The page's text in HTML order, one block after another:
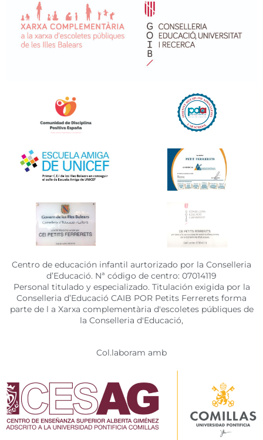
Centro de educación infantil aurtorizado por la Conselleria
d’Educació. Nª código de centro: 07014119
Personal titulado y especializado. Titulación exigida por la
Conselleria d’Educació CAIB POR Petits Ferrerets forma
parte de l a Xarxa complementària d'escoletes públiques de
la Conselleria d'Educació,
Col.laboram amb